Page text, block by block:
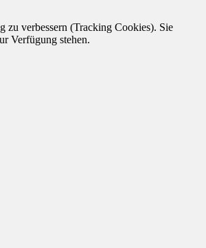
zu verbessern (Tracking Cookies). Sie
Verfügung stehen.